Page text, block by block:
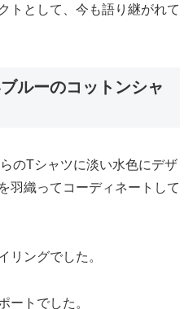
トとして、今も語り継がれて
ルーのコットンシャ
のTシャツに淡い水色にデザ
羽織ってコーディネートして
リングでした。
ートでした。